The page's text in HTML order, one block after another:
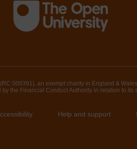
000391), an exempt charity in England &
the Financial Conduct Authority in relation to its
Help and support